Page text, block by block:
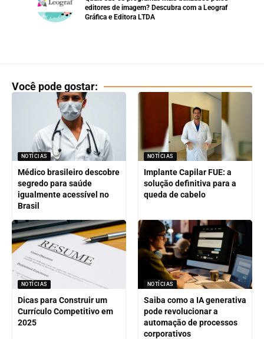
editores de imagem? Descubra com a Leograf
Gráfica e Editora LTDA
Você pode gostar:
NOTÍCIAS
Médico brasileiro descobre
segredo para saúde
igualmente acessível no
Brasil
NOTÍCIAS
Implante Capilar FUE: a
solução definitiva para a
queda de cabelo
NOTÍCIAS
Dicas para Construir um
Currículo Competitivo em
2025
NOTÍCIAS
Saiba como a IA generativa
pode revolucionar a
automação de processos
corporativos